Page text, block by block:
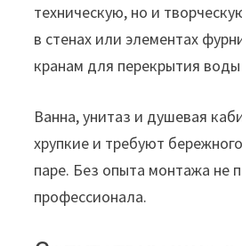
техническую, но и
в стенах или элементах
кранам для перекрытия
Ванна, унитаз и душевая
хрупкие и требуют
паре. Без опыта монтажа не
профессионала.